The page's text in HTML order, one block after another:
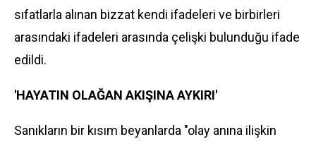
sıfatlarla alınan bizzat kendi ifadeleri ve birbirleri
arasındaki ifadeleri arasında çelişki bulunduğu ifade
edildi.
'HAYATIN OLAĞAN AKIŞINA AYKIRI'
Sanıkların bir kısım beyanlarda "olay anına ilişkin